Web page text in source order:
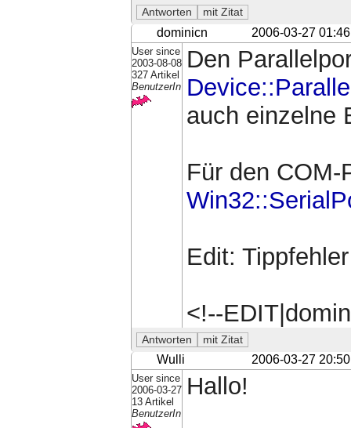
dominicn 2006-03-27 01:46
User since
2003-08-08
327 Artikel
BenutzerIn
Den
auch einzelne
Für den
Edit:
<!--
Wulli 2006-03-27 20:50
User since
2006-03-27
13 Artikel
BenutzerIn
Hallo!